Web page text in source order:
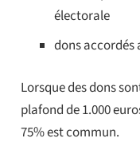
électorale
dons accordés
Lorsque des dons
plafond de 1.000
75% est commun.